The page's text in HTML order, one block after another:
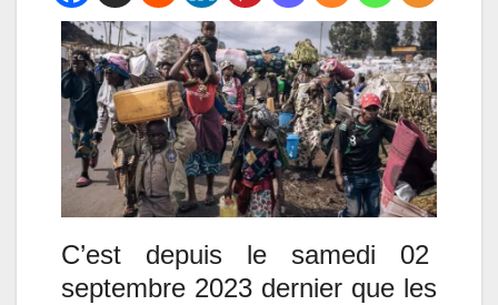
C’est depuis le samedi 02
septembre 2023 dernier que les